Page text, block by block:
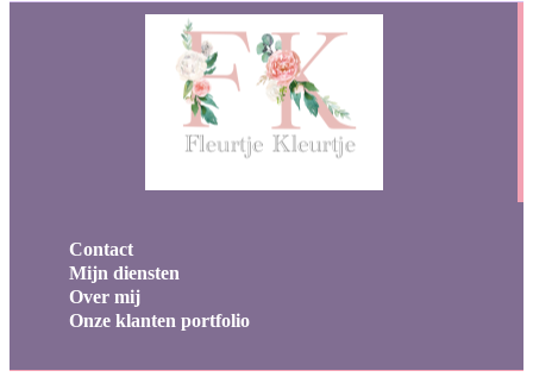
Contact
Mijn diensten
Over mij
Onze klanten portfolio